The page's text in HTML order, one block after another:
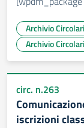
Archivio
Archivio
circ. n.263
iscrizioni